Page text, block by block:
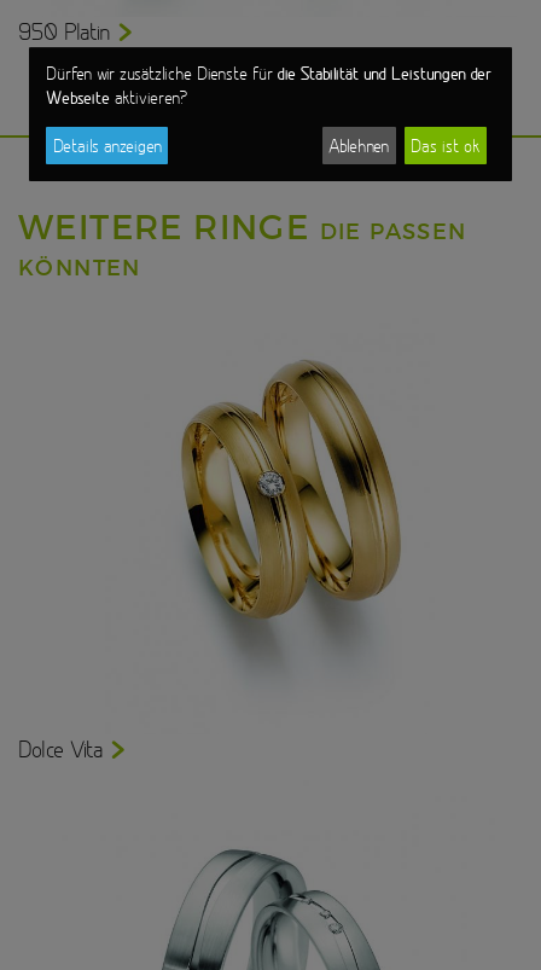
950 Platin
WEITERE RINGE DIE PASSEN
KÖNNTEN
Dolce Vita
Dürfen wir zusätzliche Dienste für die Stabilität und Leistungen der
Webseite aktivieren?
Details anzeigen Ablehnen Das ist ok